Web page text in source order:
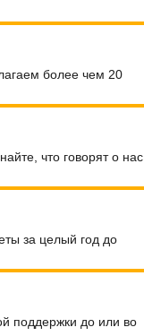
более чем 20
что говорят о нас
за целый год до
поддержки до или во